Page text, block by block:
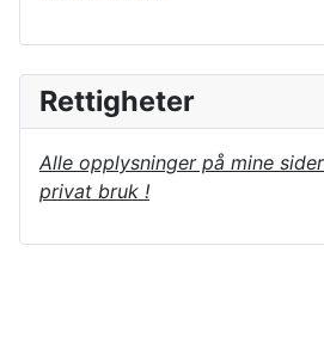
Rettigheter
Alle opplysninger på mine
privat bruk !